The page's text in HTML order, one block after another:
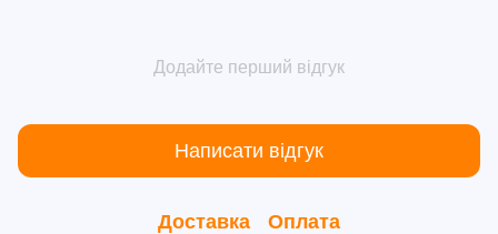
Додайте перший відгук
Написати відгук
Доставка Оплата